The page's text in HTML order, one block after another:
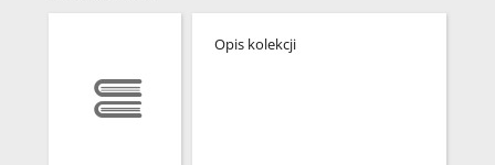
Opis kolekcji